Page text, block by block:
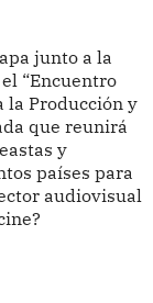
junto a la
“Encuentro
la Producción y
que reunirá
y
países para
audiovisual